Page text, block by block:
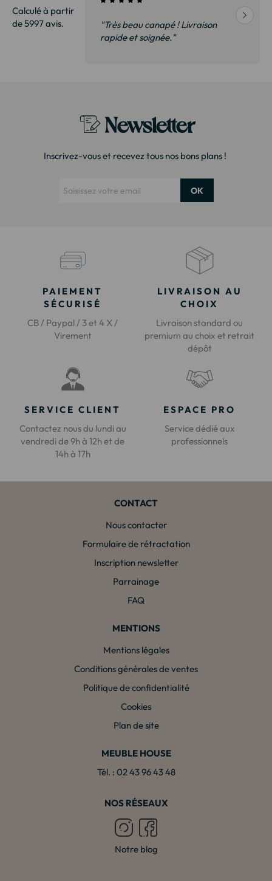
Calculé à partir
de 5997 avis.
"Très beau canapé ! Livraison
rapide et soignée."
Newsletter
Inscrivez-vous et recevez tous nos bons plans !
OK
PAIEMENT
SÉCURISÉ
CB / Paypal / 3 et 4 X /
Virement
LIVRAISON AU
CHOIX
Livraison standard ou
premium au choix et retrait
dépôt
SERVICE CLIENT
Contactez nous du lundi au
vendredi de 9h à 12h et de
14h à 17h
ESPACE PRO
Service dédié aux
professionnels
CONTACT
Nous contacter
Formulaire de rétractation
Inscription newsletter
Parrainage
FAQ
MENTIONS
Mentions légales
Conditions générales de ventes
Politique de confidentialité
Cookies
Plan de site
MEUBLE HOUSE
Tél. : 02 43 96 43 48
NOS RÉSEAUX
Notre blog